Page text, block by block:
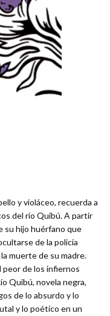
y violáceo, recuerda a
del río Quibú. A partir
su hijo huérfano que
de la policía
muerte de su madre.
de los infiernos
Quibú, novela negra,
de lo absurdo y lo
y lo poético en un